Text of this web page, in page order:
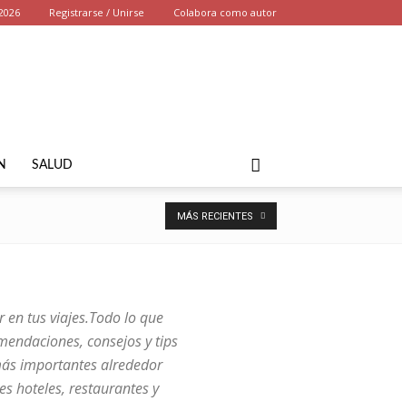
Registrarse / Unirse Colabora como autor
SALUD
MÁS RECIENTES
tus viajes.Todo lo que
consejos y tips
importantes alrededor
hoteles, restaurantes y